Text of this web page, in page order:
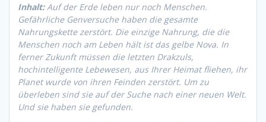
Inhalt:Auf der Erde leben nur noch Menschen.
Gefährliche Genversuche haben die gesamte
Nahrungskette zerstört. Die einzige Nahrung, die die
Menschen noch am Leben hält ist das gelbe Nova. In
ferner Zukunft müssen die letzten Drakzuls,
hochintelligente Lebewesen, aus Ihrer Heimat fliehen, ihr
Planet wurde von ihren Feinden zerstört. Um zu
überleben sind sie auf der Suche nach einer neuen Welt.
Und sie haben sie gefunden.